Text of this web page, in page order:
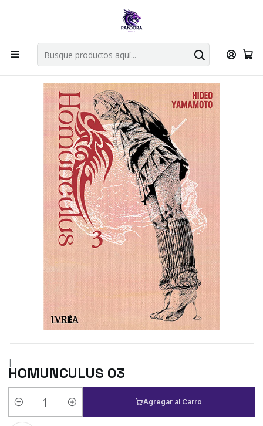
Por compras en cartas singles superiores a 49.990 el envio es
Explorar singles
Inicio Mangas Bunkoban Doble HOMUNCULUS 03
|
HOMUNCULUS 03
Cantidad
Agregar al Carro